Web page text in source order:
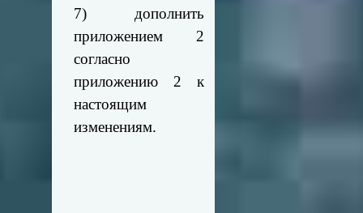
7) дополнить
приложением 2
согласно
приложению 2 к
настоящим
изменениям.